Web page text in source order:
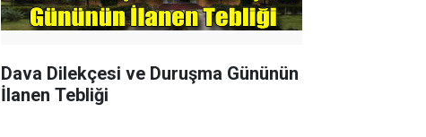
Dava Dilekçesi ve Duruşma Gününün
İlanen Tebliği